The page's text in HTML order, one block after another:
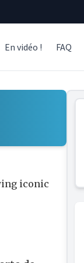
En vidéo ! FAQ